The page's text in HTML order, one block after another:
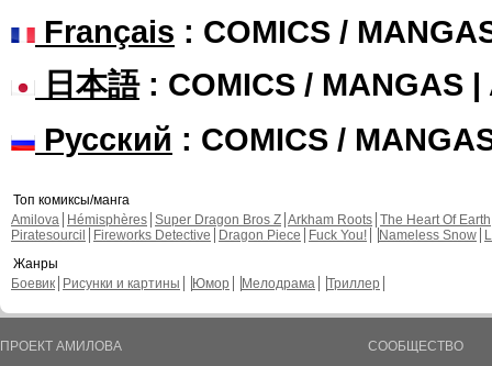
Français : COMICS /
日本語: COMICS / MANGAS |
Русский : COMICS /
Топ комиксы/манга
Amilova
Hémisphères Super Dragon Bros Z Arkham Roots The Heart Of Earth
Piratesourcil
Fireworks Detective Dragon Piece Fuck You! Nameless Snow
Жанры
Боевик
Рисунки и картины Юмор Мелодрама Триллер
ПРОЕКТ АМИЛОВА
СООБЩЕСТВО